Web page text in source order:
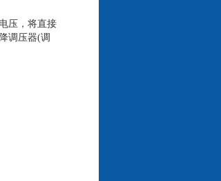
压，将直接
调压器(调